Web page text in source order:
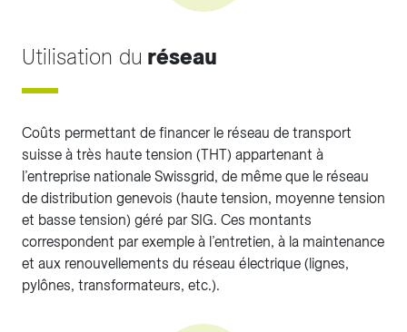
Utilisation du réseau
Coûts permettant de financer le réseau de transport
suisse à très haute tension (THT) appartenant à
l’entreprise nationale Swissgrid, de même que le réseau
de distribution genevois (haute tension, moyenne tension
et basse tension) géré par SIG. Ces montants
correspondent par exemple à l’entretien, à la maintenance
et aux renouvellements du réseau électrique (lignes,
pylônes, transformateurs, etc.).